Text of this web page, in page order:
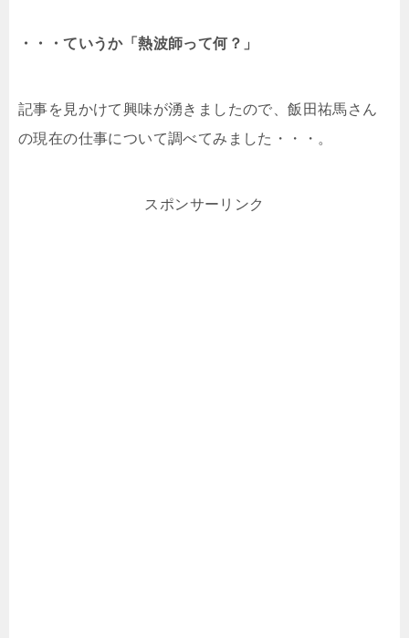
・・・ていうか「熱波師って何？」
記事を見かけて興味が湧きましたので、飯田祐馬さん
の現在の仕事について調べてみました・・・。
スポンサーリンク